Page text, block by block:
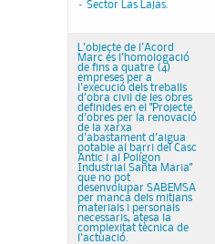
– Sector Las Lajas.
L'objecte de l'Acord
Marc és l'homologació
de fins a quatre (4)
empreses per a
l'execució dels treballs
d'obra civil de les obres
definides en el "Projecte
d'obres per la renovació
de la xarxa
d'abastament d'aigua
potable al barri del Casc
Antic i al Polígon
Industrial Santa Maria"
que no pot
desenvolupar SABEMSA
per manca dels mitjans
materials i personals
necessaris, atesa la
complexitat tècnica de
l'actuació.